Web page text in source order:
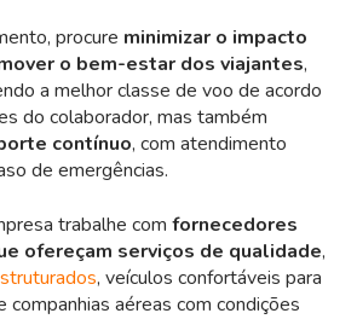
procure minimizar o impacto
o bem-estar dos viajantes,
a melhor classe de voo de acordo
do colaborador, mas também
contínuo, com atendimento
de emergências.
trabalhe com fornecedores
ofereçam serviços de qualidade,
, veículos confortáveis para
companhias aéreas com condições